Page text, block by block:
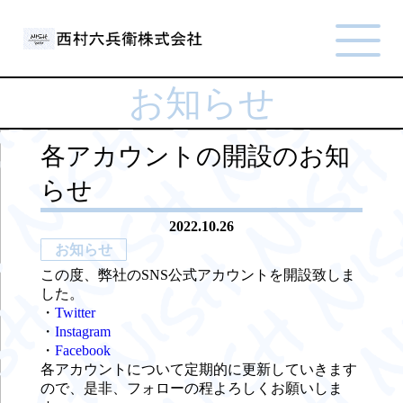
お知らせ
各アカウントの開設のお知
らせ
2022.10.26
お知らせ
この度、弊社のSNS公式アカウントを開設致しま
した。
・ Twitter
・ Instagram
・ Facebook
各アカウントについて定期的に更新していきます
ので、是非、フォローの程よろしくお願いしま